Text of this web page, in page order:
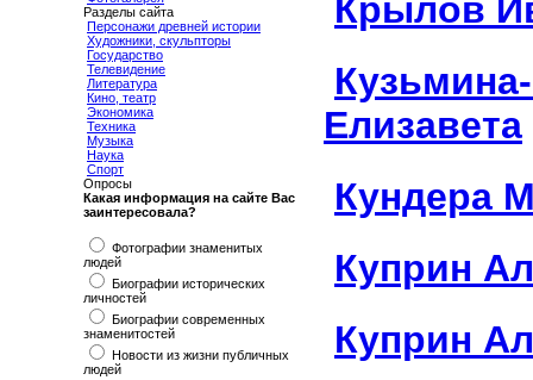
Разделы сайта
Персонажи древней истории
Художники, скульпторы
Государство
Телевидение
Литература
Кино, театр
Экономика
Техника
Музыка
Наука
Спорт
Опросы
Какая информация на сайте Вас
заинтересовала?
Фотографии знаменитых
людей
Биографии исторических
личностей
Биографии современных
знаменитостей
Новости из жизни публичных
людей
Крылов
Елизавета
Кундера
Куприн
Куприн